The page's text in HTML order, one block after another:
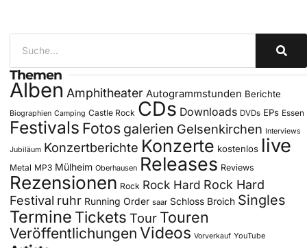
Themen
Alben Amphitheater Autogrammstunden Berichte
Biographien Camping Castle Rock CDs Downloads DVDs EPs Essen
Festivals Fotos galerien Gelsenkirchen Interviews
Jubiläum Konzertberichte Konzerte kostenlos live
Metal MP3 Mülheim Oberhausen Releases Reviews
Rezensionen Rock Rock Hard Rock Hard
Festival ruhr Running Order saar Schloss Broich Singles
Termine Tickets Tour Touren
Veröffentlichungen Videos Vorverkauf YouTube